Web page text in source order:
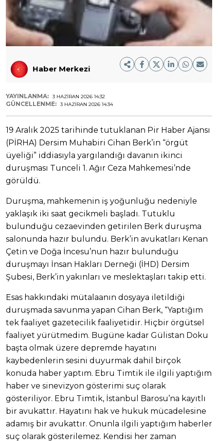
Haber Merkezi
YAYINLANMA: 3 HAZIRAN 2026 14:32
GÜNCELLENME: 3 HAZIRAN 2026 14:34
19 Aralık 2025 tarihinde tutuklanan Pir Haber Ajansı
(PİRHA) Dersim Muhabiri Cihan Berk’in “örgüt
üyeliği” iddiasıyla yargılandığı davanın ikinci
duruşması Tunceli 1. Ağır Ceza Mahkemesi’nde
görüldü.
Duruşma, mahkemenin iş yoğunluğu nedeniyle
yaklaşık iki saat gecikmeli başladı. Tutuklu
bulunduğu cezaevinden getirilen Berk duruşma
salonunda hazır bulundu. Berk’in avukatları Kenan
Çetin ve Doğa İncesu’nun hazır bulunduğu
duruşmayı İnsan Hakları Derneği (İHD) Dersim
Şubesi, Berk’in yakınları ve meslektaşları takip etti.
Esas hakkındaki mütalaanın dosyaya iletildiği
duruşmada savunma yapan Cihan Berk, “Yaptığım
tek faaliyet gazetecilik faaliyetidir. Hiçbir örgütsel
faaliyet yürütmedim. Bugüne kadar Gülistan Doku
başta olmak üzere depremde hayatını
kaybedenlerin sesini duyurmak dahil birçok
konuda haber yaptım. Ebru Timtik ile ilgili yaptığım
haber ve sinevizyon gösterimi suç olarak
gösteriliyor. Ebru Timtik, İstanbul Barosu’na kayıtlı
bir avukattır. Hayatını hak ve hukuk mücadelesine
adamış bir avukattır. Onunla ilgili yaptığım haberler
suç olarak gösterilemez. Kendisi her zaman